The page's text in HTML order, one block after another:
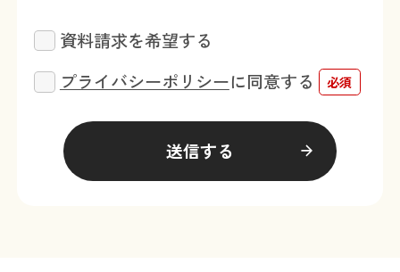
資料請求を希望する
プライバシーポリシーに同意する 必須